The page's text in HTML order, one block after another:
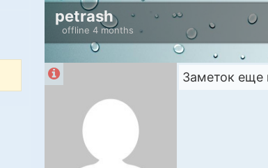
petrash
offline 4 months
Заметок еще